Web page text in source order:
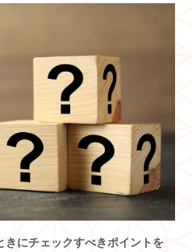
きにチェックすべきポイントを